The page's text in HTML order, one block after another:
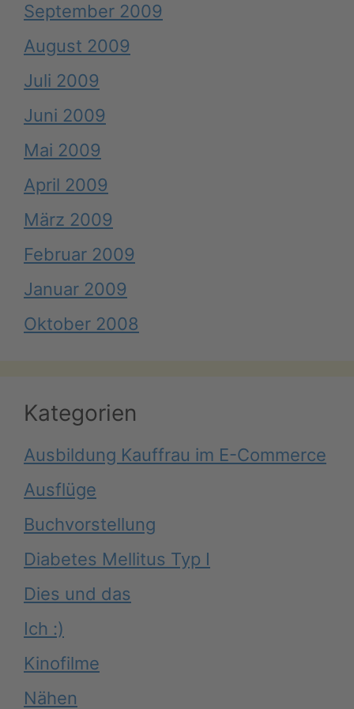
September 2009
August 2009
Juli 2009
Juni 2009
Mai 2009
April 2009
März 2009
Februar 2009
Januar 2009
Oktober 2008
Kategorien
Ausbildung Kauffrau im E-Commerce
Ausflüge
Buchvorstellung
Diabetes Mellitus Typ I
Dies und das
Ich :)
Kinofilme
Nähen